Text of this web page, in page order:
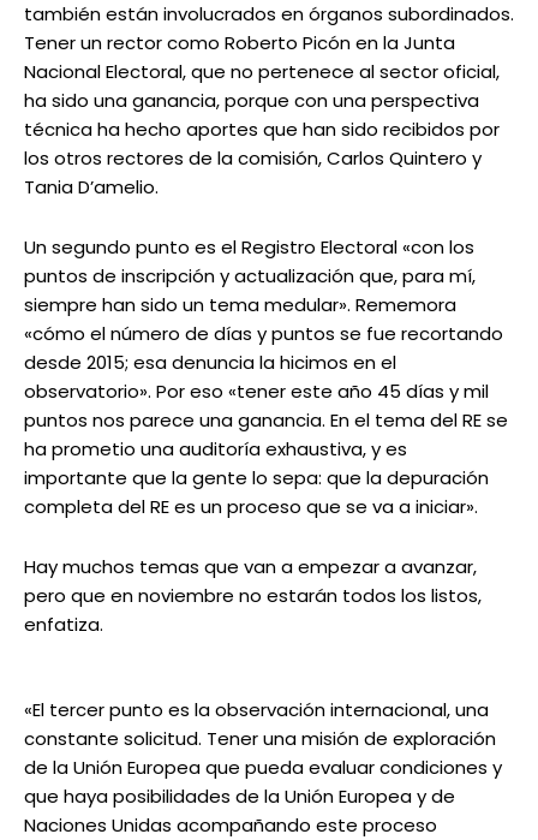
también están involucrados en órganos subordinados.
Tener un rector como Roberto Picón en la Junta
Nacional Electoral, que no pertenece al sector oficial,
ha sido una ganancia, porque con una perspectiva
técnica ha hecho aportes que han sido recibidos por
los otros rectores de la comisión, Carlos Quintero y
Tania D’amelio.
Un segundo punto es el Registro Electoral «con los
puntos de inscripción y actualización que, para mí,
siempre han sido un tema medular». Rememora
«cómo el número de días y puntos se fue recortando
desde 2015; esa denuncia la hicimos en el
observatorio». Por eso «tener este año 45 días y mil
puntos nos parece una ganancia. En el tema del RE se
ha prometio una auditoría exhaustiva, y es
importante que la gente lo sepa: que la depuración
completa del RE es un proceso que se va a iniciar».
Hay muchos temas que van a empezar a avanzar,
pero que en noviembre no estarán todos los listos,
enfatiza.
«El tercer punto es la observación internacional, una
constante solicitud. Tener una misión de exploración
de la Unión Europea que pueda evaluar condiciones y
que haya posibilidades de la Unión Europea y de
Naciones Unidas acompañando este proceso